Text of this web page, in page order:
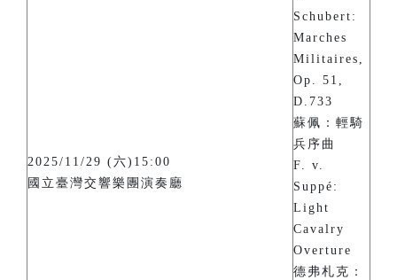
2025/11/29 (六)15:00
國立臺灣交響樂團演奏廳
Schubert:
Marches
Militaires,
Op. 51,
D.733
蘇佩：輕騎
兵序曲
F. v.
Suppé:
Light
Cavalry
Overture
德弗札克：